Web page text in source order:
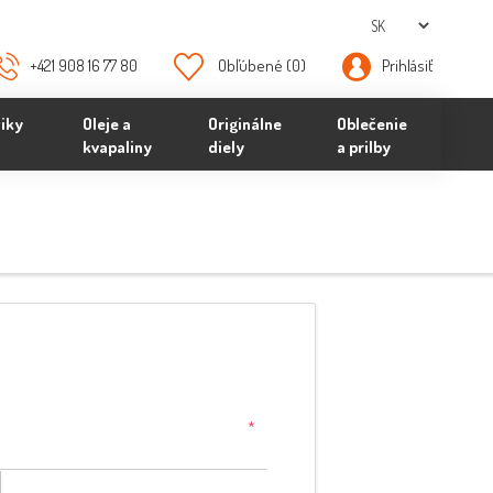
+421 908 16 77 80 Obľúbené (0) Prihlásiť
Oleje a
kvapaliny
Originálne
diely
Oblečenie
a prilby
*